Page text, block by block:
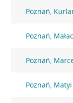
Poznań,
Poznań,
Poznań,
Poznań,